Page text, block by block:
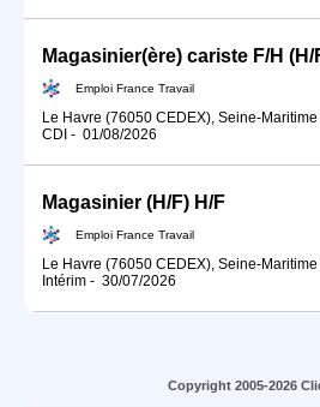
Magasinier(ère) cariste F/H (H/
Emploi France Travail
Le Havre (76050 CEDEX), Seine-
CDI - 01/08/2026
Magasinier (H/F) H/F
Emploi France Travail
Le Havre (76050 CEDEX), Seine-
Intérim - 30/07/2026
Copyright 2005-2026